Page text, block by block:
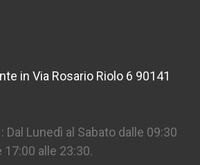
in Via Rosario Riolo 6 90141
Dal Lunedì al Sabato dalle 09:30
17:00 alle 23:30.